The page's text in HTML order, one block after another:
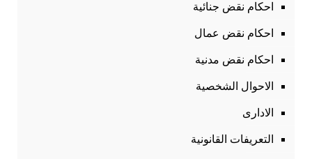
احكام نقض جنائية
احكام نقض عمال
احكام نقض مدنية
الاحوال الشخصية
الادارى
التعريفات القانونية